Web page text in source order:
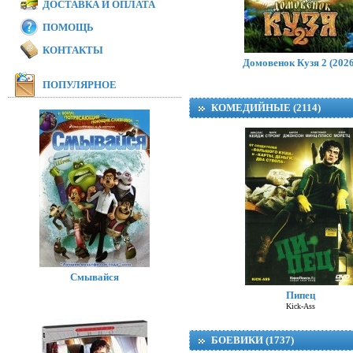
Домовенок Кузя 2
КОМЕДИЙНЫЕ (2114)
Пипец
Kick-Ass
БОЕВИКИ (1737)
ДОСТАВКА И ОПЛАТА
ПОМОЩЬ
КОНТАКТЫ
ПОПУЛЯРНОЕ
Смывайся